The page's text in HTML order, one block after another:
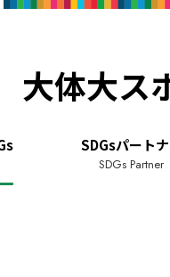
大体大ス
SDGsパート
SDGs Partner